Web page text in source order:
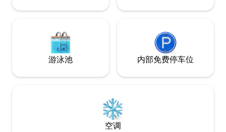
游泳池 内部免费停车位
空调